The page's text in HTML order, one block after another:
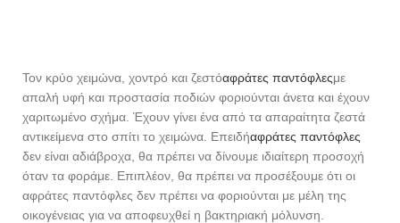
Τον κρύο χειμώνα, χοντρό και ζεστόαφράτες παντόφλεςμε
απαλή υφή και προστασία ποδιών φοριούνται άνετα και έχουν
χαριτωμένο σχήμα. Έχουν γίνει ένα από τα απαραίτητα ζεστά
αντικείμενα στο σπίτι το χειμώνα. Επειδήαφράτες παντόφλες
δεν είναι αδιάβροχα, θα πρέπει να δίνουμε ιδιαίτερη προσοχή
όταν τα φοράμε. Επιπλέον, θα πρέπει να προσέξουμε ότι οι
αφράτες παντόφλες δεν πρέπει να φοριούνται με μέλη της
οικογένειας για να αποφευχθεί η βακτηριακή μόλυνση.